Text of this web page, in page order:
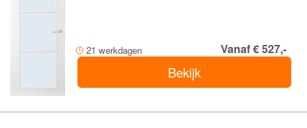
21 werkdagen Vanaf € 527,-
Bekijk